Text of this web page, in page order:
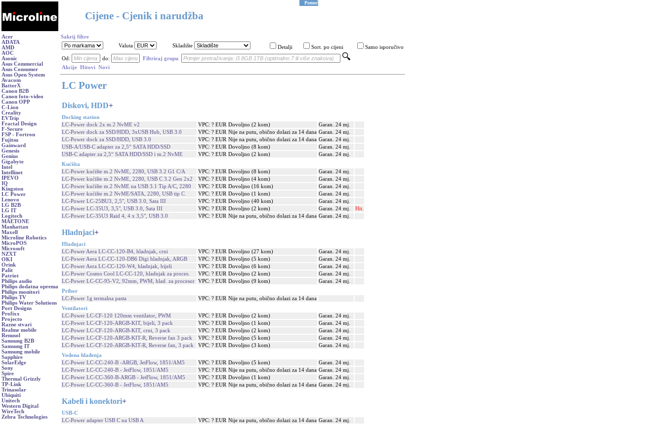
Cijene - Cjenik i narudžba
Pomoć
Acer
ADATA
AMD
AOC
Asonic
Asus Commercial
Asus Consumer
Asus Open System
Avacom
BatterX
Canon B2B
Canon foto-video
Canon OPP
C-Lion
Creality
EVTrip
Fractal Design
F-Secure
FSP - Fortron
Fujitsu
Gainward
Genesis
Genius
Gigabyte
Intel
Intellinet
IPEVO
IQ
Kingston
LC Power
Lenovo
LG B2B
LG IT
Logitech
MAETONE
Manhattan
Maxell
Microline Robotics
MicroPOS
Microsoft
NZXT
OKI
Orink
Palit
Patriot
Philips audio
Philips dodatna oprema
Philips monitori
Philips TV
Philips Water Solutions
Port Designs
Profixx
Projecto
Razne stvari
Realme mobile
Renusol
Samsung B2B
Samsung IT
Samsung mobile
Sapphire
SolarEdge
Sony
Spire
Thermal Grizzly
TP-Link
Trinasolar
Ubiquiti
Unitech
Western Digital
WireTech
Zebra Technologies
Sakrij filtre
Valuta
Skladište Detalji Sort. po cijeni Samo isporučivo
Od: do:
Filtriraj grupu
Akcije Hitovi Novi
LC Power
Diskovi, HDD+
Docking station
LC-Power dock 2x m.2 NvME v2
VPC: ? EUR Dovoljno (2 kom)
Garan. 24 mj.
LC-Power dock za SSD/HDD, 3xUSB Hub, USB 3.0
VPC: ? EUR Nije na putu, obično dolazi za 14 dana Garan. 24 mj.
LC-Power dock za SSD/HDD, USB 3.0
VPC: ? EUR Nije na putu, obično dolazi za 14 dana Garan. 24 mj.
USB-A/USB-C adapter za 2,5“ SATA HDD/SSD
VPC: ? EUR Dovoljno (8 kom)
Garan. 24 mj.
USB-C adapter za 2,5“ SATA HDD/SSD i m.2 NvME
VPC: ? EUR Dovoljno (2 kom)
Garan. 24 mj.
Kućišta
LC-Power kućište m.2 NvME, 2280, USB 3.2 G1 C/A
VPC: ? EUR Dovoljno (8 kom)
Garan. 24 mj.
LC-Power kućište m.2 NvME, 2280, USB C 3.2 Gen 2x2
VPC: ? EUR Dovoljno (4 kom)
Garan. 24 mj.
LC-Power kućište m.2 NvME na USB 3.1 Tip A/C, 2280
VPC: ? EUR Dovoljno (16 kom)
Garan. 24 mj.
LC-Power kućište m.2 NvME/SATA, 2280, USB tip C
VPC: ? EUR Dovoljno (1 kom)
Garan. 24 mj.
LC-Power LC-25BU3, 2,5", USB 3.0, Sata III
VPC: ? EUR Dovoljno (40 kom)
Garan. 24 mj.
LC-Power LC-35U3, 3,5", USB 3.0, Sata III
VPC: ? EUR Dovoljno (2 kom) Garan. 24 mj.
Hit.
LC-Power LC-35U3 Raid 4, 4 x 3,5", USB 3.0
VPC: ? EUR Nije na putu, obično dolazi za 14 dana Garan. 24 mj.
Hladnjaci+
Hladnjaci
LC-Power Aera LC-CC-120-B4, hladnjak, crni
VPC: ? EUR Dovoljno (27 kom)
Garan. 24 mj.
LC-Power Aera LC-CC-120-DB6 Digi hladnjak, ARGB
VPC: ? EUR Dovoljno (5 kom)
Garan. 24 mj.
LC-Power Aera LC-CC-120-W4, hladnjak, bijeli
VPC: ? EUR Dovoljno (6 kom)
Garan. 24 mj.
LC-Power Cosmo Cool LC-CC-120, hladnjak za proces.
VPC: ? EUR Dovoljno (2 kom)
Garan. 24 mj.
LC-Power LC-CC-95-V2, 92mm, PWM, hlad. za procesor
VPC: ? EUR Dovoljno (9 kom)
Garan. 24 mj.
Pribor
LC-Power 1g termalna pasta
VPC: ? EUR Nije na putu, obično dolazi za 14 dana
Ventilatori
LC-Power LC-CF-120 120mm ventilator, PWM
VPC: ? EUR Dovoljno (2 kom)
Garan. 24 mj.
LC-Power LC-CF-120-ARGB-KIT, bijeli, 3 pack
VPC: ? EUR Dovoljno (1 kom)
Garan. 24 mj.
LC-Power LC-CF-120-ARGB-KIT, crni, 3 pack
VPC: ? EUR Dovoljno (2 kom)
Garan. 24 mj.
LC-Power LC-CF-120-ARGB-KIT-R, Reverse fan 3 pack
VPC: ? EUR Dovoljno (5 kom)
Garan. 24 mj.
LC-Power LC-CF-120-ARGB-KIT-R, Reverse fan, 3 pack
VPC: ? EUR Dovoljno (3 kom)
Garan. 24 mj.
Vodena hlađenja
LC-Power LC-CC-240-B -ARGB, JetFlow, 1851/AM5
VPC: ? EUR Dovoljno (5 kom)
Garan. 24 mj.
LC-Power LC-CC-240-B - JetFlow, 1851/AM5
VPC: ? EUR Nije na putu, obično dolazi za 14 dana Garan. 24 mj.
LC-Power LC-CC-360-B-ARGB - JetFlow, 1851/AM5
VPC: ? EUR Dovoljno (1 kom)
Garan. 24 mj.
LC-Power LC-CC-360-B - JetFlow, 1851/AM5
VPC: ? EUR Nije na putu, obično dolazi za 14 dana Garan. 24 mj.
Kabeli i konektori+
USB-C
LC-Power adapter USB C na USB A
VPC: ? EUR Nije na putu, obično dolazi za 14 dana Garan. 24 mj.